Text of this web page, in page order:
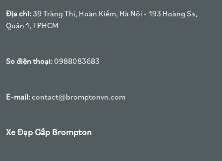
Địa chỉ:39 Tràng Thi, Hoàn Kiếm, Hà Nội - 193 Hoàng Sa,
Quận 1, TPHCM
Số điện thoại: 0988083683
E-mail:contact@bromptonvn.com
Xe Đạp Gấp Brompton